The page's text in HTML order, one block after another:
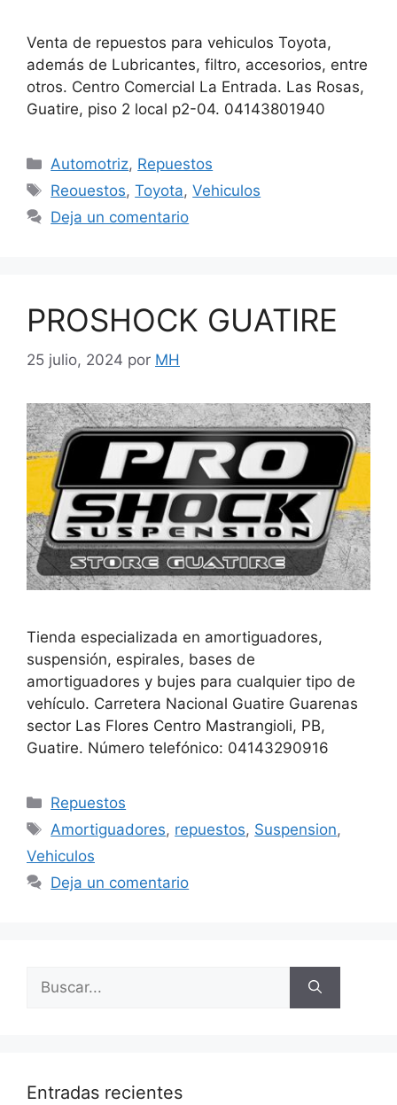
Venta de repuestos para vehiculos Toyota,
además de Lubricantes, filtro, accesorios, entre
otros. Centro Comercial La Entrada. Las Rosas,
Guatire, piso 2 local p2-04. 04143801940
Automotriz, Repuestos
Reouestos,Toyota,Vehiculos
Deja un comentario
PROSHOCK GUATIRE
25 julio, 2024 por MH
Tienda especializada en amortiguadores,
suspensión, espirales, bases de
amortiguadores y bujes para cualquier tipo de
vehículo. Carretera Nacional Guatire Guarenas
sector Las Flores Centro Mastrangioli, PB,
Guatire. Número telefónico: 04143290916
Repuestos
Amortiguadores, repuestos, Suspension,
Vehiculos
Deja un comentario
Entradas recientes